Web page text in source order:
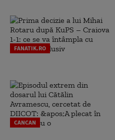
FANATIK.RO
CANCAN